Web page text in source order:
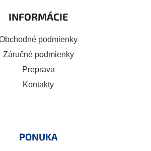
INFORMÁCIE
podmienky
Záručné podmienky
Preprava
Kontakty
PONUKA